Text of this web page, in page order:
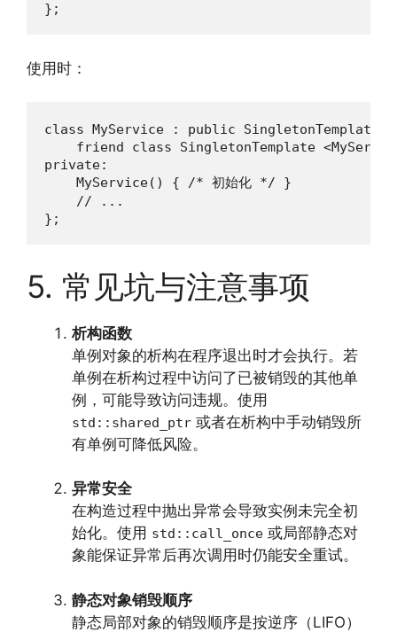
};
使用时：
class MyService : public SingletonTemplate
friend class SingletonTemplate
private:
    MyService() { /* 初始化 */ }
    // ...
};
5. 常见坑与注意事项
析构函数
单例对象的析构在程序退出时才会执行。若
单例在析构过程中访问了已被销毁的其他单
例，可能导致访问违规。使用
std::shared_ptr 或者在析构中手动销毁所
有单例可降低风险。
异常安全
在构造过程中抛出异常会导致实例未完全初
始化。使用 std::call_once 或局部静态对
象能保证异常后再次调用时仍能安全重试。
静态对象销毁顺序
静态局部对象的销毁顺序是按逆序（LIFO）